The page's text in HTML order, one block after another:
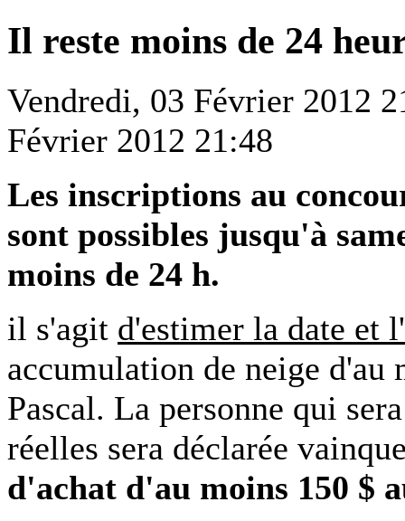
Il reste moins de 24
Vendredi, 03 Février 2012
Février 2012 21:48
Les inscriptions au
sont possibles jusqu'à
moins de 24 h.
il s'agit d'estimer la date et
accumulation de neige
Pascal. La personne qui
réelles sera déclarée
d'achat d'au moins 150 $